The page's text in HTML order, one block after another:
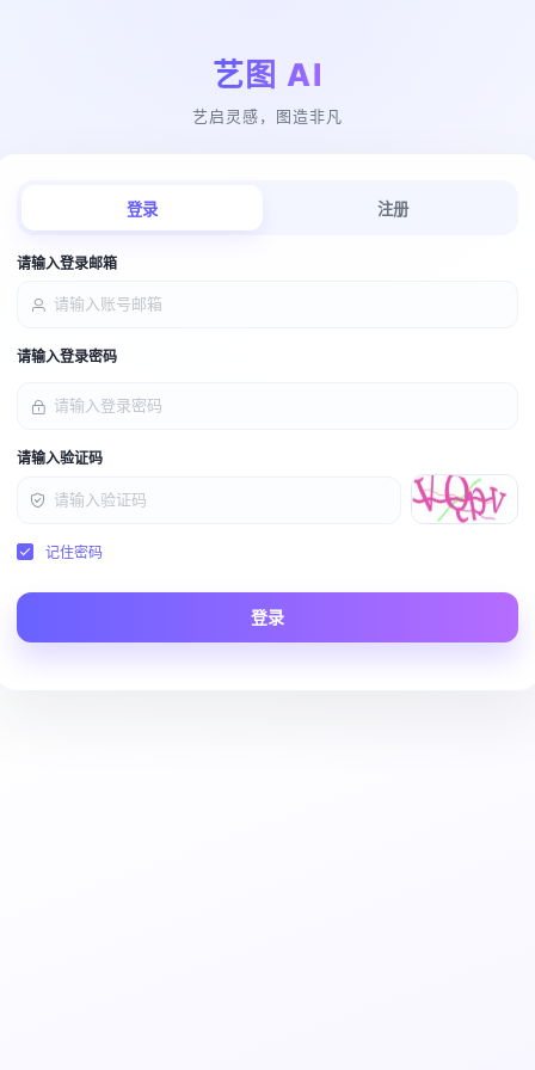
艺图 AI
艺启灵感，图造非凡
登录 注册
请输入登录邮箱
请输入登录密码
请输入验证码
记住密码
登录